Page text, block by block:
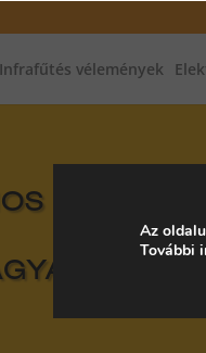
Infrafűtés vélemények
FŰTÉS,
Az
További